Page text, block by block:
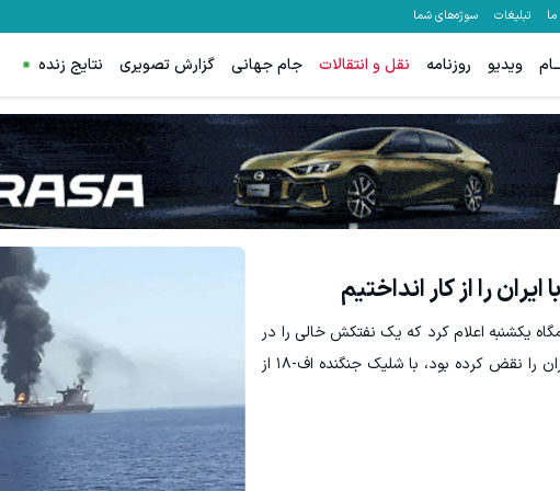
تبلیغات سوژه‌های شما
ویدیو روزنامه نقل و انتقالات جام جهانی گزارش تصویری نتایج زنده
را از کار انداختیم
یکشنبه اعلام کرد که یک نفتکش خالی را در
خلیج عمان که محاصره وضع‌شده علیه ایران را نقض کرده بود، با شلیک جنگنده اف-۱۸ از